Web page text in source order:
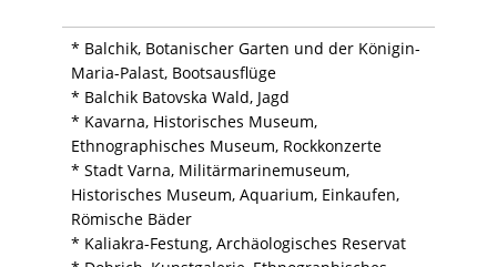
* Balchik, Botanischer Garten und der Königin-
Maria-Palast, Bootsausflüge
* Balchik Batovska Wald, Jagd
* Kavarna, Historisches Museum,
Ethnographisches Museum, Rockkonzerte
* Stadt Varna, Militärmarinemuseum,
Historisches Museum, Aquarium, Einkaufen,
Römische Bäder
* Kaliakra-Festung, Archäologisches Reservat